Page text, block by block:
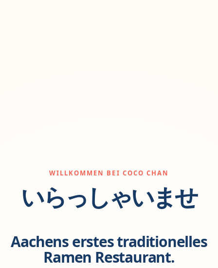
WILLKOMMEN BEI COCO CHAN
いらっしゃいませ
Aachens erstes traditionelles
Ramen Restaurant.